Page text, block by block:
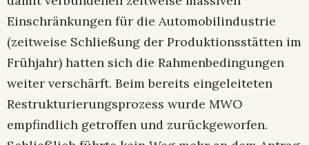
Einschränkungen für die Automobilindustrie
(zeitweise Schließung der Produktionsstätten im
Frühjahr) hatten sich die Rahmenbedingungen
weiter verschärft. Beim bereits eingeleiteten
Restrukturierungsprozess wurde MWO
empfindlich getroffen und zurückgeworfen.